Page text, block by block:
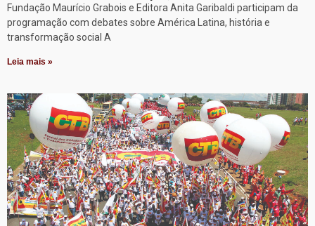
Fundação Maurício Grabois e Editora Anita Garibaldi participam da
programação com debates sobre América Latina, história e
transformação social A
Leia mais »